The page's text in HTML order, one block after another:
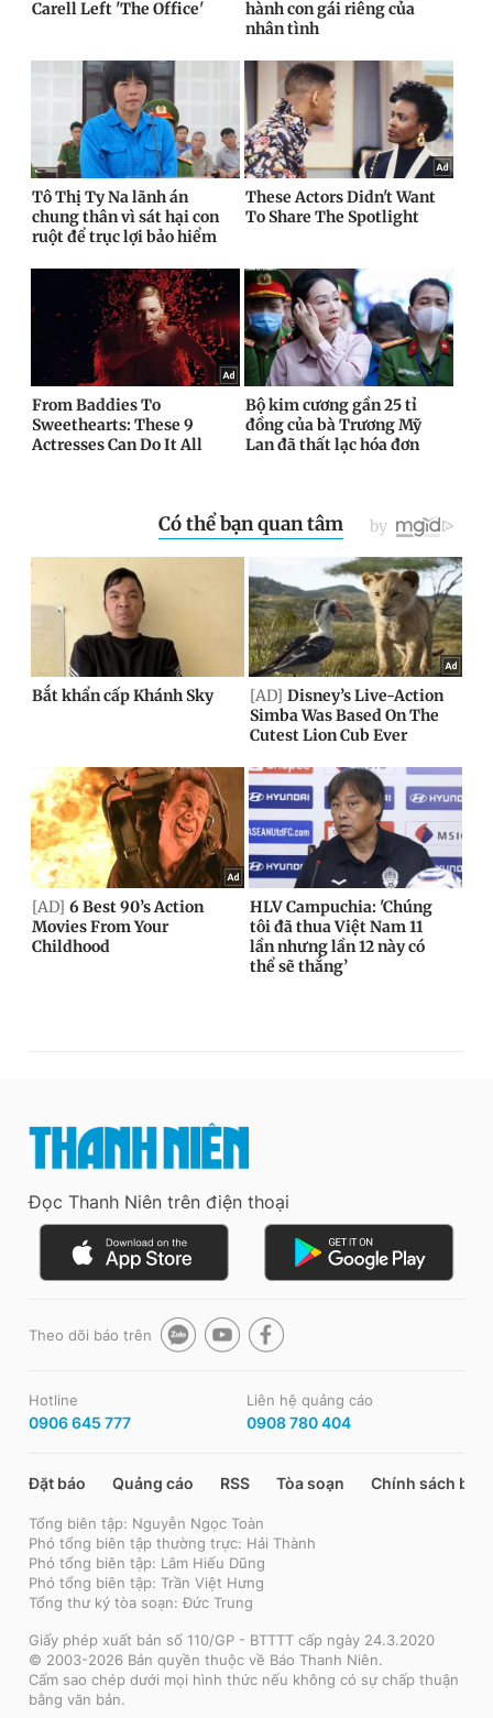
Đọc Thanh Niên trên điện thoại
Theo dõi báo trên
Hotline
0906 645 777
Liên hệ quảng cáo
0908 780 404
Đặt báo Quảng cáo RSS Tòa soạn Chính sách bảo
Tổng biên tập: Nguyễn Ngọc Toàn
Phó tổng biên tập thường trực: Hải Thành
Phó tổng biên tập: Lâm Hiếu Dũng
Phó tổng biên tập: Trần Việt Hưng
Tổng thư ký tòa soạn: Đức Trung
Giấy phép xuất bản số 110/GP - BTTTT cấp ngày 24.3.2020
© 2003-2026 Bản quyền thuộc về Báo Thanh Niên.
Cấm sao chép dưới mọi hình thức nếu không có sự chấp thuận
bằng văn bản.